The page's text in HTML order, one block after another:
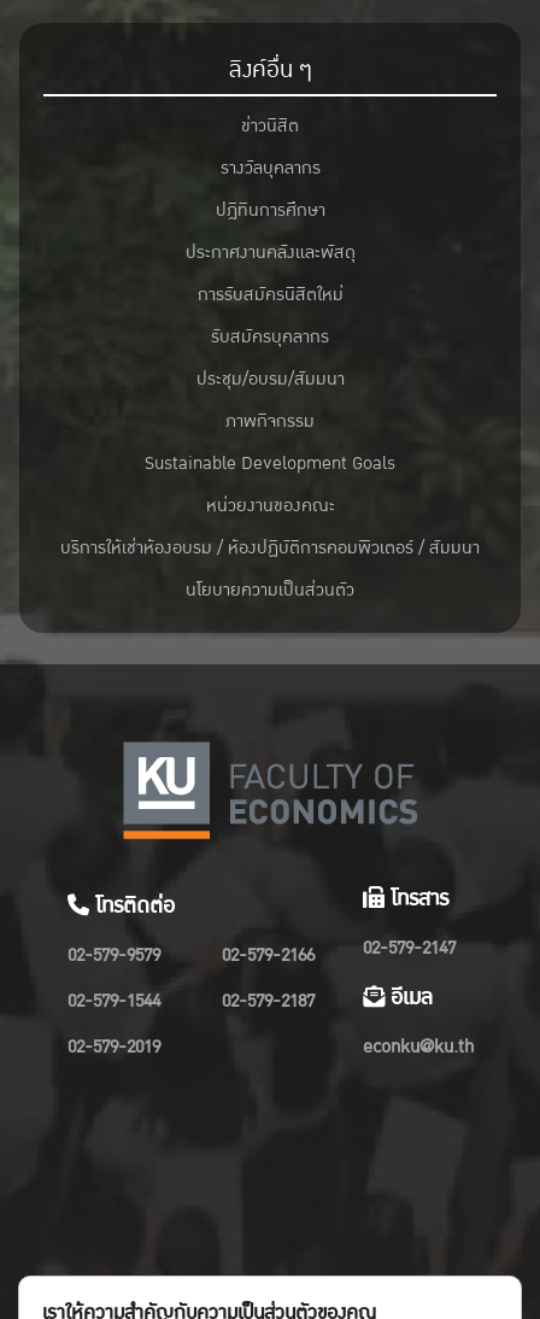
ลิงค์อื่น ๆ
ข่าวนิสิต
รางวัลบุคลากร
ปฎิทินการศึกษา
ประกาศงานคลังและพัสดุ
การรับสมัครนิสิตใหม่
รับสมัครบุคลากร
ประชุม/อบรม/สัมมนา
ภาพกิจกรรม
Sustainable Development Goals
หน่วยงานของคณะ
บริการให้เช่าห้องอบรม / ห้องปฏิบัติการคอมพิวเตอร์ / สัมมนา
นโยบายความเป็นส่วนตัว
โทรติดต่อ
02-579-9579
02-579-1544
02-579-2019
02-579-2166
02-579-2187
โทรสาร
02-579-2147
อีเมล
econku@ku.th